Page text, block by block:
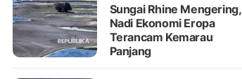
Sungai Rhine Mengering,
Nadi Ekonomi Eropa
Terancam Kemarau
Panjang